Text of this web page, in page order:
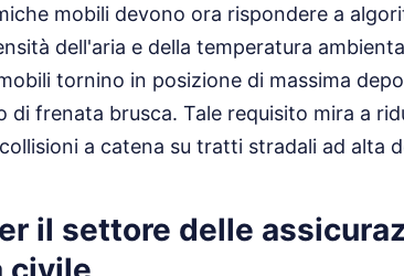
mobili devono ora rispondere a
dell'aria e della temperatura
tornino in posizione di massima
di frenata brusca. Tale requisito mira a
a catena su tratti stradali ad alta
il settore delle